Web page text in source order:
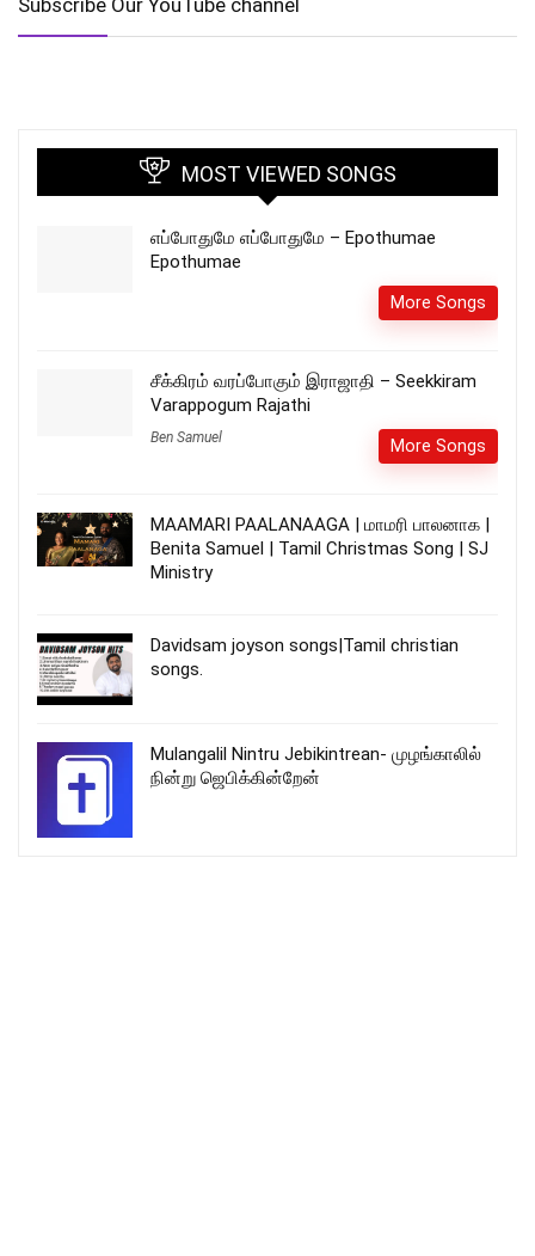
MOST VIEWED SONGS
எப்போதுமே எப்போதுமே – Epothumae
Epothumae
More Songs
சீக்கிரம் வரப்போகும் இராஜாதி – Seekkiram
Varappogum Rajathi
Ben Samuel More Songs
MAAMARI PAALANAAGA | மாமரி பாலனாக |
Benita Samuel | Tamil Christmas Song | SJ
Ministry
Davidsam joyson songs|Tamil christian
songs.
Mulangalil Nintru Jebikintrean- முழங்காலில்
நின்று ஜெபிக்கின்றேன்